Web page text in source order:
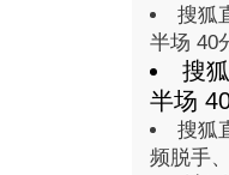
搜狐
半场 40
搜
半场
搜狐
频脱手